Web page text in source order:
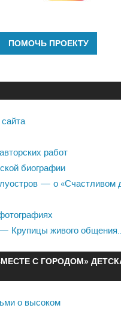
работ
биографии
— о «Счастливом
Крупицы живого общения…
С ГОРОДОМ»
о высоком